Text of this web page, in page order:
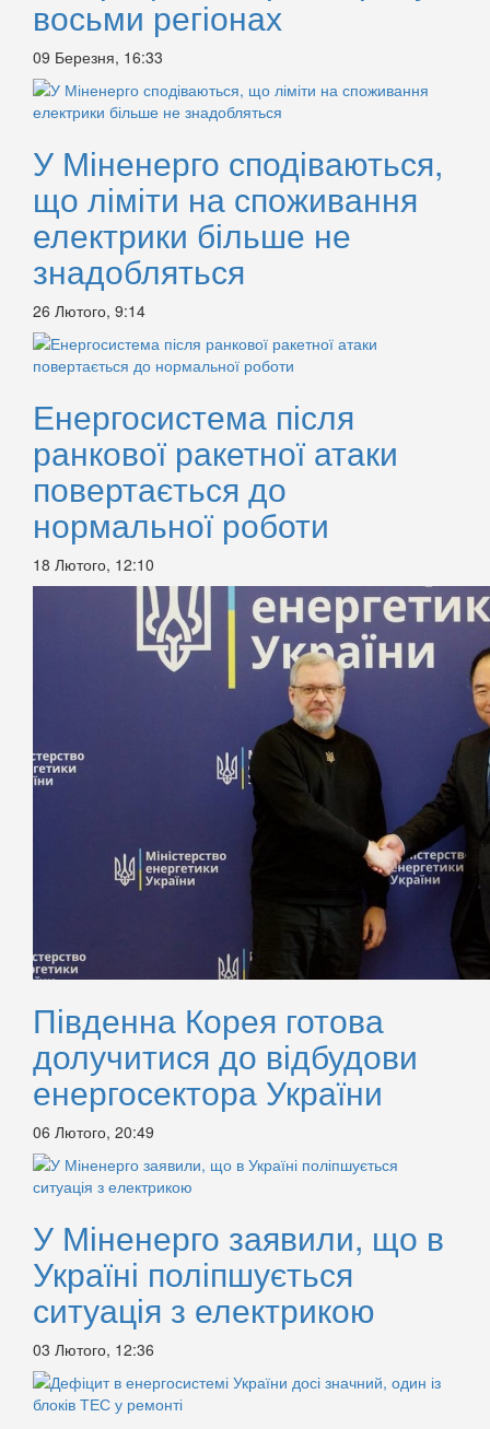
восьми регіонах
09 Березня, 16:33
У Міненерго сподіваються,
що ліміти на споживання
електрики більше не
знадобляться
26 Лютого, 9:14
Енергосистема після
ранкової ракетної атаки
повертається до
нормальної роботи
18 Лютого, 12:10
Південна Корея готова
долучитися до відбудови
енергосектора України
06 Лютого, 20:49
У Міненерго заявили, що в
Україні поліпшується
ситуація з електрикою
03 Лютого, 12:36